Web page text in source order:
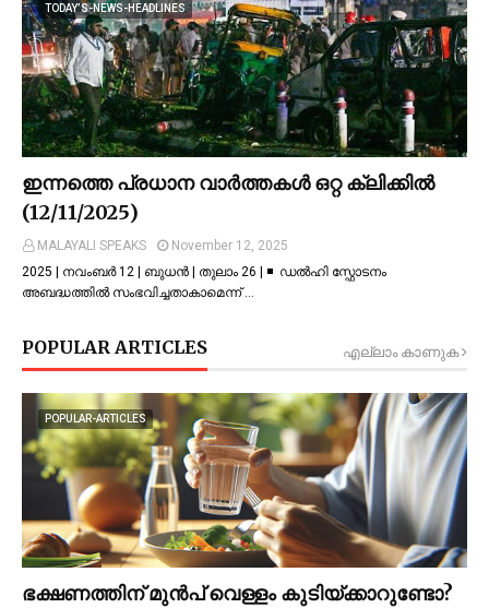
TODAY’S-NEWS-HEADLINES
ഇന്നത്തെ പ്രധാന വാർത്തകൾ ഒറ്റ ക്ലിക്കിൽ
(12/11/2025)
MALAYALI SPEAKS
November 12, 2025
2025 | നവംബർ 12 | ബുധൻ | തുലാം 26 | ◾ ഡല്‍ഹി സ്ഫോടനം
അബദ്ധത്തില്‍ സംഭവിച്ചതാകാമെന്ന് …
POPULAR ARTICLES എല്ലാം കാണുക
POPULAR-ARTICLES
ഭക്ഷണത്തിന് മുന്‍പ് വെള്ളം കുടിയ്ക്കാറുണ്ടോ?